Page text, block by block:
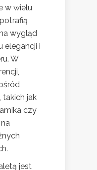
w wielu
wygląd
elegancji i
W
takich jak
czy
jest